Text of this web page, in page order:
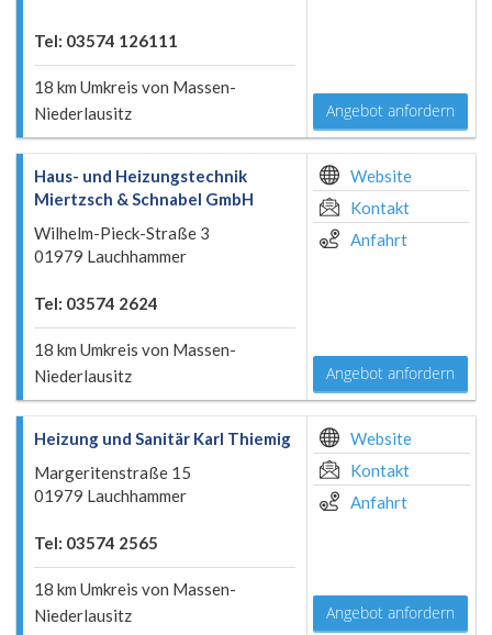
Tel: 03574 126111
18 km Umkreis von Massen-
Niederlausitz
Angebot anfordern
Haus- und Heizungstechnik
Miertzsch & Schnabel GmbH
Wilhelm-Pieck-Straße 3
01979 Lauchhammer
Tel: 03574 2624
18 km Umkreis von Massen-
Niederlausitz
Website
Kontakt
Anfahrt
Angebot anfordern
Heizung und Sanitär Karl Thiemig
Margeritenstraße 15
01979 Lauchhammer
Tel: 03574 2565
18 km Umkreis von Massen-
Niederlausitz
Website
Kontakt
Anfahrt
Angebot anfordern